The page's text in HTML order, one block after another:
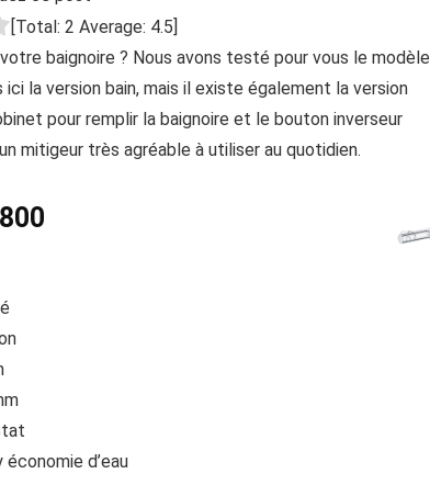
[Total: 2 Average: 4.5]
baignoire ? Nous avons testé pour vous le modèle
ici la version bain, mais il existe également la version
pour remplir la baignoire et le bouton inverseur
mitigeur très agréable à utiliser au quotidien.
économie d’eau